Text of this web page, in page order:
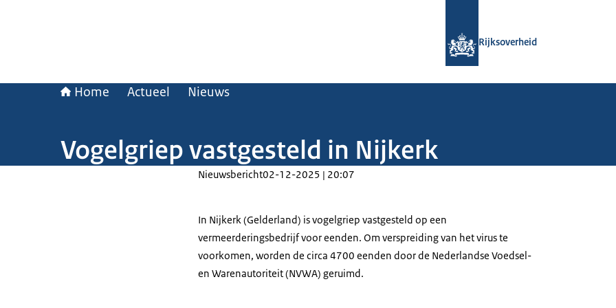
Rijksoverheid
Home Actueel Nieuws
Vogelgriep vastgesteld in Nijkerk
Nieuwsbericht02-12-2025 | 20:07
In Nijkerk (Gelderland) is vogelgriep vastgesteld op een
vermeerderingsbedrijf voor eenden. Om verspreiding van het virus te
voorkomen, worden de circa 4700 eenden door de Nederlandse Voedsel-
en Warenautoriteit (NVWA) geruimd.